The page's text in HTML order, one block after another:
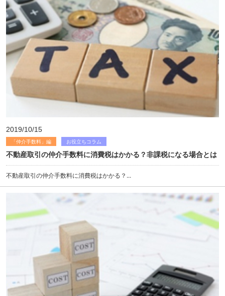
2019/10/15
「仲介手数料」編 お役立ちコラム
不動産取引の仲介手数料に消費税はかかる？非課税になる場合とは
不動産取引の仲介手数料に消費税はかかる？...